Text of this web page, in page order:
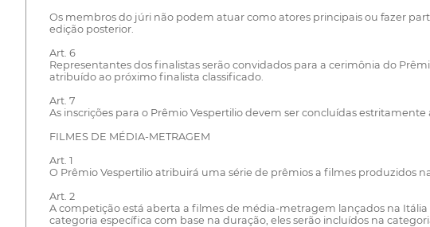
Os membros do júri não podem atuar como atores principais ou fazer
edição posterior.
Art. 6
Representantes dos finalistas serão convidados para a cerimônia do
atribuído ao próximo finalista classificado.
Art. 7
As inscrições para o Prêmio Vespertilio devem ser concluídas estritamente
FILMES DE MÉDIA-METRAGEM
Art. 1
O Prêmio Vespertilio atribuirá uma série de prêmios a filmes produzidos
Art. 2
A competição está aberta a filmes de média-metragem lançados na Itália
categoria específica com base na duração, eles serão incluídos na